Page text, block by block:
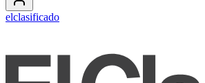
elclasificado